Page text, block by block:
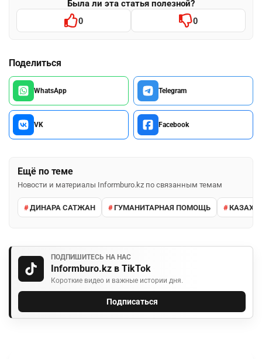
Была ли эта статья полезной?
0 0
Поделиться
WhatsApp Telegram
VK Facebook
Ещё по теме
Новости и материалы Informburo.kz по связанным темам
ДИНАРА САТЖАН ГУМАНИТАРНАЯ ПОМОЩЬ
ПОДПИШИТЕСЬ НА НАС
Informburo.kz в TikTok
Короткие видео и важные истории дня.
Подписаться